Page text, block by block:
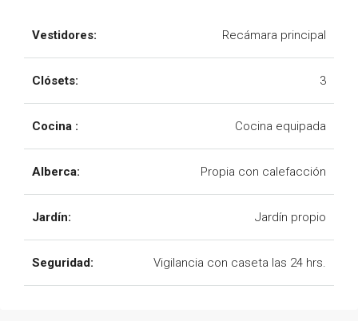
Vestidores: Recámara principal
Clósets: 3
Cocina : Cocina equipada
Alberca: Propia con calefacción
Jardín: Jardín propio
Seguridad: Vigilancia con caseta las 24 hrs.